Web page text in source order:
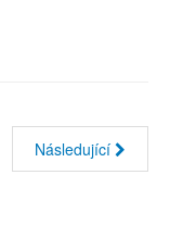
Následující